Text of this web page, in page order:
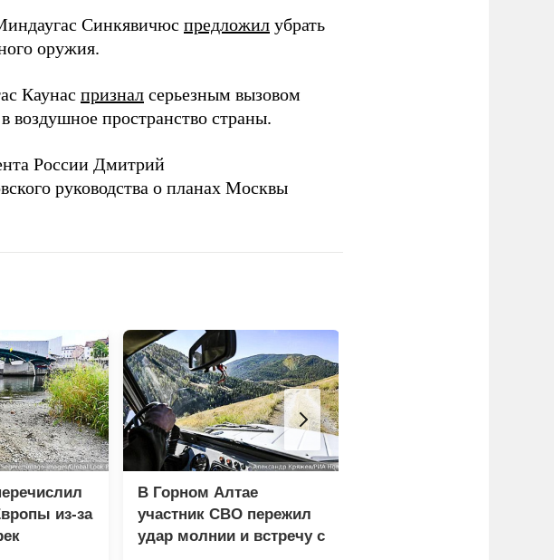
Синкявичюс предложил убрать
оружия.
Каунас признал серьезным вызовом
воздушное пространство страны.
России Дмитрий
руководства о планах Москвы
из-за
В Горном Алтае
участник СВО пережил
удар молнии и встречу с